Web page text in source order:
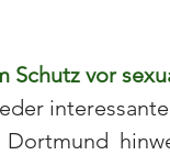
Schutz vor